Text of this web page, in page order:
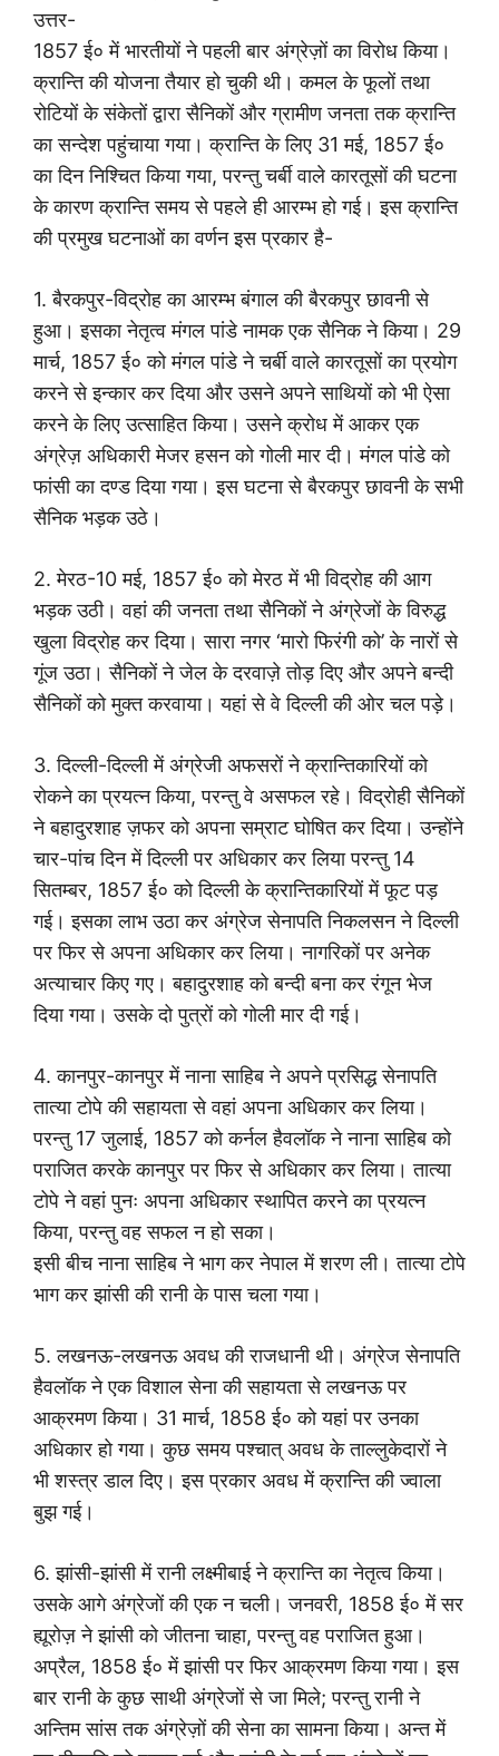
उत्तर-
1857 ई० में भारतीयों ने पहली बार अंग्रेज़ों का विरोध किया।
क्रान्ति की योजना तैयार हो चुकी थी। कमल के फूलों तथा
रोटियों के संकेतों द्वारा सैनिकों और ग्रामीण जनता तक क्रान्ति
का सन्देश पहुंचाया गया। क्रान्ति के लिए 31 मई, 1857 ई०
का दिन निश्चित किया गया, परन्तु चर्बी वाले कारतूसों की घटना
के कारण क्रान्ति समय से पहले ही आरम्भ हो गई। इस क्रान्ति
की प्रमुख घटनाओं का वर्णन इस प्रकार है-
1. बैरकपुर-विद्रोह का आरम्भ बंगाल की बैरकपुर छावनी से
हुआ। इसका नेतृत्व मंगल पांडे नामक एक सैनिक ने किया। 29
मार्च, 1857 ई० को मंगल पांडे ने चर्बी वाले कारतूसों का प्रयोग
करने से इन्कार कर दिया और उसने अपने साथियों को भी ऐसा
करने के लिए उत्साहित किया। उसने क्रोध में आकर एक
अंग्रेज़ अधिकारी मेजर हसन को गोली मार दी। मंगल पांडे को
फांसी का दण्ड दिया गया। इस घटना से बैरकपुर छावनी के सभी
सैनिक भड़क उठे।
2. मेरठ-10 मई, 1857 ई० को मेरठ में भी विद्रोह की आग
भड़क उठी। वहां की जनता तथा सैनिकों ने अंग्रेजों के विरुद्ध
खुला विद्रोह कर दिया। सारा नगर ‘मारो फिरंगी को’ के नारों से
गूंज उठा। सैनिकों ने जेल के दरवाज़े तोड़ दिए और अपने बन्दी
सैनिकों को मुक्त करवाया। यहां से वे दिल्ली की ओर चल पड़े।
3. दिल्ली-दिल्ली में अंग्रेजी अफसरों ने क्रान्तिकारियों को
रोकने का प्रयत्न किया, परन्तु वे असफल रहे। विद्रोही सैनिकों
ने बहादुरशाह ज़फर को अपना सम्राट घोषित कर दिया। उन्होंने
चार-पांच दिन में दिल्ली पर अधिकार कर लिया परन्तु 14
सितम्बर, 1857 ई० को दिल्ली के क्रान्तिकारियों में फूट पड़
गई। इसका लाभ उठा कर अंग्रेज सेनापति निकलसन ने दिल्ली
पर फिर से अपना अधिकार कर लिया। नागरिकों पर अनेक
अत्याचार किए गए। बहादुरशाह को बन्दी बना कर रंगून भेज
दिया गया। उसके दो पुत्रों को गोली मार दी गई।
4. कानपुर-कानपुर में नाना साहिब ने अपने प्रसिद्ध सेनापति
तात्या टोपे की सहायता से वहां अपना अधिकार कर लिया।
परन्तु 17 जुलाई, 1857 को कर्नल हैवलॉक ने नाना साहिब को
पराजित करके कानपुर पर फिर से अधिकार कर लिया। तात्या
टोपे ने वहां पुनः अपना अधिकार स्थापित करने का प्रयत्न
किया, परन्तु वह सफल न हो सका।
इसी बीच नाना साहिब ने भाग कर नेपाल में शरण ली। तात्या टोपे
भाग कर झांसी की रानी के पास चला गया।
5. लखनऊ-लखनऊ अवध की राजधानी थी। अंग्रेज सेनापति
हैवलॉक ने एक विशाल सेना की सहायता से लखनऊ पर
आक्रमण किया। 31 मार्च, 1858 ई० को यहां पर उनका
अधिकार हो गया। कुछ समय पश्चात् अवध के ताल्लुकेदारों ने
भी शस्त्र डाल दिए। इस प्रकार अवध में क्रान्ति की ज्वाला
बुझ गई।
6. झांसी-झांसी में रानी लक्ष्मीबाई ने क्रान्ति का नेतृत्व किया।
उसके आगे अंग्रेजों की एक न चली। जनवरी, 1858 ई० में सर
ह्यूरोज़ ने झांसी को जीतना चाहा, परन्तु वह पराजित हुआ।
अप्रैल, 1858 ई० में झांसी पर फिर आक्रमण किया गया। इस
बार रानी के कुछ साथी अंग्रेजों से जा मिले; परन्तु रानी ने
अन्तिम सांस तक अंग्रेज़ों की सेना का सामना किया। अन्त में